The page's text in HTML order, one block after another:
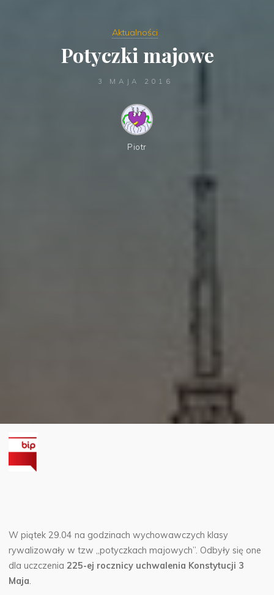
Aktualności
Potyczki majowe
3 MAJA 2016
Piotr
W piątek 29.04 na godzinach wychowawczych klasy
rywalizowały w tzw „potyczkach majowych”. Odbyły się one
dla uczczenia 225-ej rocznicy uchwalenia Konstytucji 3
Maja.